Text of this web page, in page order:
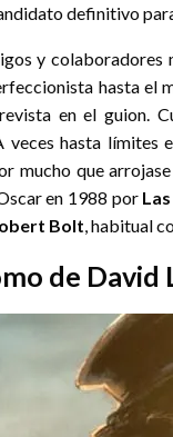
definitivo
y colaboradores
hasta el
en el guion.
veces hasta límites
mucho que
en 1988 por
Bolt, habitual
de David